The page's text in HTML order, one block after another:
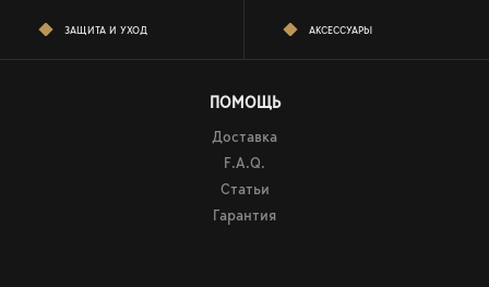
ЗАЩИТА И УХОД АКСЕССУАРЫ
ПОМОЩЬ
Доставка
F.A.Q.
Статьи
Гарантия